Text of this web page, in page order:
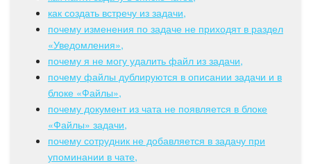
Диск
База знаний
Сайты
Интернет-магазин
Складской учет
как создать встречу из задачи,
почему изменения по задаче не приходят в раздел
«Уведомления»,
почему я не могу удалить файл из задачи,
почему файлы дублируются в описании задачи и в
блоке «Файлы»,
почему документ из чата не появляется в блоке
«Файлы» задачи,
почему сотрудник не добавляется в задачу при
упоминании в чате,